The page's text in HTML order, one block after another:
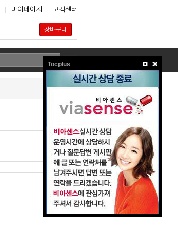
마이페이지 고객센터
장바구니
Tocplus